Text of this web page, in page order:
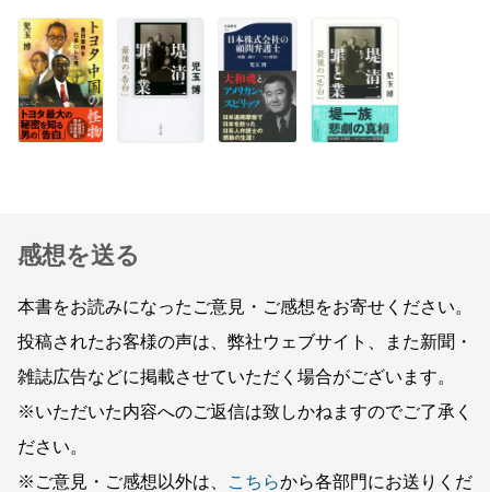
感想を送る
本書をお読みになったご意見・ご感想をお寄せください。
投稿されたお客様の声は、弊社ウェブサイト、また新聞・
雑誌広告などに掲載させていただく場合がございます。
※いただいた内容へのご返信は致しかねますのでご了承く
ださい。
※ご意見・ご感想以外は、
こちらから各部門にお送りくだ